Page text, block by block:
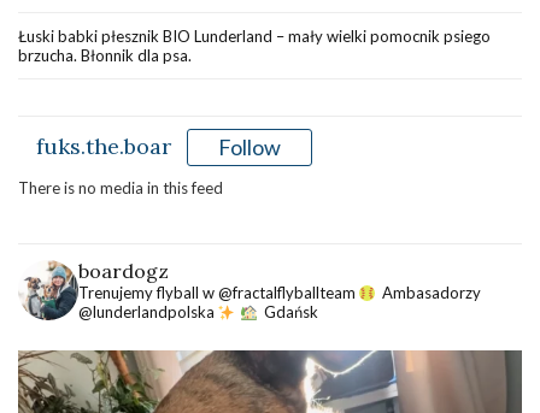
Łuski babki płesznik BIO Lunderland – mały wielki pomocnik psiego
brzucha. Błonnik dla psa.
fuks.the.boar Follow
There is no media in this feed
boardogz
Trenujemy flyball w @fractalflyballteam
Ambasadorzy
@lunderlandpolska
Gdańsk